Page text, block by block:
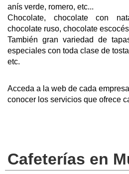
anís verde, romero, etc...
Chocolate, chocolate con
chocolate ruso, chocolate
También gran variedad de
especiales con toda clase de
etc.
Acceda a la web de cada
conocer los servicios que ofrece
Cafeterías en